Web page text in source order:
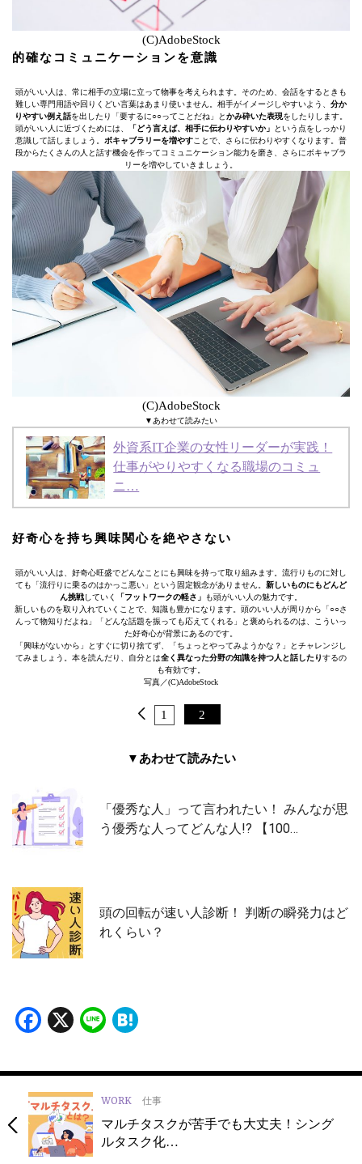
(C)AdobeStock
的確なコミュニケーションを意識
頭がいい人は、常に相手の立場に立って物事を考えられます。そのため、会話をするときも
難しい専門用語や回りくどい言葉はあまり使いません。相手がイメージしやすいよう、 分か
りやすい例え話を出したり「要するに○○ってことだね」とかみ砕いた表現をしたりします。
頭がいい人に近づくためには、
「どう言えば、相手に伝わりやすいか」
という点をしっかり
意識して話しましょう。 ボキャブラリーを増やすことで、さらに伝わりやすくなります。普
段からたくさんの人と話す機会を作ってコミュニケーション能力を磨き、さらにボキャブラ
リーを増やしていきましょう。
(C)AdobeStock
▼あわせて読みたい
外資系IT企業の女性リーダーが実践！
仕事がやりやすくなる職場のコミュ
ニ…
好奇心を持ち興味関心を絶やさない
頭がいい人は、好奇心旺盛でどんなことにも興味を持って取り組みます。流行りものに対し
ても「流行りに乗るのはかっこ悪い」という固定観念がありません。 新しいものにもどんど
ん挑戦していく 「フットワークの軽さ」
も頭がいい人の魅力です。
新しいものを取り入れていくことで、知識も豊かになります。頭のいい人が周りから「○○さ
んって物知りだよね」「どんな話題を振っても応えてくれる」と褒められるのは、こういっ
た好奇心が背景にあるのです。
「興味がないから」とすぐに切り捨てず、「ちょっとやってみようかな？」とチャレンジし
てみましょう。本を読んだり、自分とは全く異なった分野の知識を持つ人と話したりするの
も有効です。
写真／(C)AdobeStock
1 2
▼あわせて読みたい
「優秀な人」って言われたい！ みんなが思
う優秀な人ってどんな人!? 【100…
頭の回転が速い人診断！ 判断の瞬発力はど
れくらい？
Facebook
X Line
WORK 仕事
マルチタスクが苦手でも大丈夫！シング
ルタスク化…